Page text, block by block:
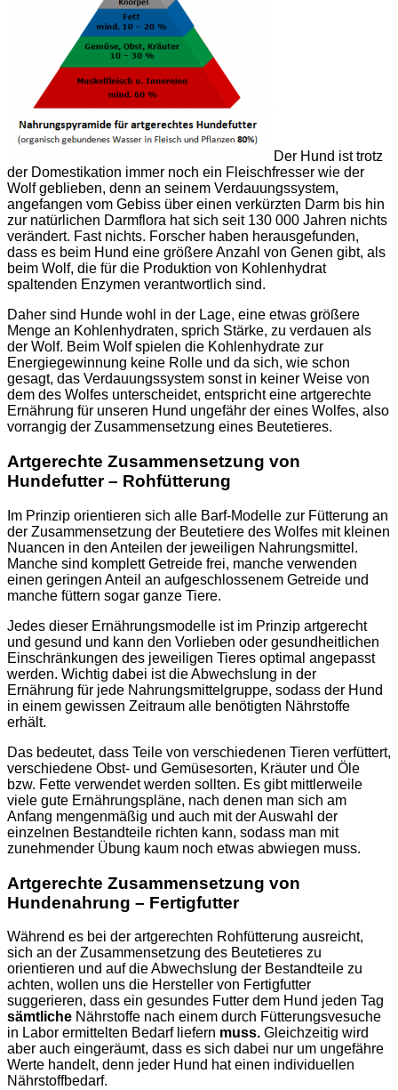
Der Hund ist trotz
der Domestikation immer noch ein Fleischfresser wie der
Wolf geblieben, denn an seinem Verdauungssystem,
angefangen vom Gebiss über einen verkürzten Darm bis hin
zur natürlichen Darmflora hat sich seit 130 000 Jahren nichts
verändert. Fast nichts. Forscher haben herausgefunden,
dass es beim Hund eine größere Anzahl von Genen gibt, als
beim Wolf, die für die Produktion von Kohlenhydrat
spaltenden Enzymen verantwortlich sind.
Daher sind Hunde wohl in der Lage, eine etwas größere
Menge an Kohlenhydraten, sprich Stärke, zu verdauen als
der Wolf. Beim Wolf spielen die Kohlenhydrate zur
Energiegewinnung keine Rolle und da sich, wie schon
gesagt, das Verdauungssystem sonst in keiner Weise von
dem des Wolfes unterscheidet, entspricht eine artgerechte
Ernährung für unseren Hund ungefähr der eines Wolfes, also
vorrangig der Zusammensetzung eines Beutetieres.
Artgerechte Zusammensetzung von
Hundefutter – Rohfütterung
Im Prinzip orientieren sich alle Barf-Modelle zur Fütterung an
der Zusammensetzung der Beutetiere des Wolfes mit kleinen
Nuancen in den Anteilen der jeweiligen Nahrungsmittel.
Manche sind komplett Getreide frei, manche verwenden
einen geringen Anteil an aufgeschlossenem Getreide und
manche füttern sogar ganze Tiere.
Jedes dieser Ernährungsmodelle ist im Prinzip artgerecht
und gesund und kann den Vorlieben oder gesundheitlichen
Einschränkungen des jeweiligen Tieres optimal angepasst
werden. Wichtig dabei ist die Abwechslung in der
Ernährung für jede Nahrungsmittelgruppe, sodass der Hund
in einem gewissen Zeitraum alle benötigten Nährstoffe
erhält.
Das bedeutet, dass Teile von verschiedenen Tieren verfüttert,
verschiedene Obst- und Gemüsesorten, Kräuter und Öle
bzw. Fette verwendet werden sollten. Es gibt mittlerweile
viele gute Ernährungspläne, nach denen man sich am
Anfang mengenmäßig und auch mit der Auswahl der
einzelnen Bestandteile richten kann, sodass man mit
zunehmender Übung kaum noch etwas abwiegen muss.
Artgerechte Zusammensetzung von
Hundenahrung – Fertigfutter
Während es bei der artgerechten Rohfütterung ausreicht,
sich an der Zusammensetzung des Beutetieres zu
orientieren und auf die Abwechslung der Bestandteile zu
achten, wollen uns die Hersteller von Fertigfutter
suggerieren, dass ein gesundes Futter dem Hund jeden Tag
sämtliche Nährstoffe nach einem durch Fütterungsvesuche
in Labor ermittelten Bedarf liefern muss. Gleichzeitig wird
aber auch eingeräumt, dass es sich dabei nur um ungefähre
Werte handelt, denn jeder Hund hat einen individuellen
Nährstoffbedarf.